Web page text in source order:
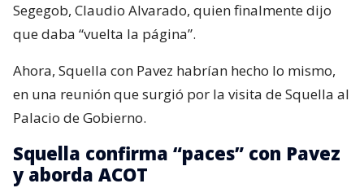
Segegob, Claudio Alvarado, quien finalmente dijo
que daba “vuelta la página”.
Ahora, Squella con Pavez habrían hecho lo mismo,
en una reunión que surgió por la visita de Squella al
Palacio de Gobierno.
Squella confirma “paces” con Pavez
y aborda ACOT